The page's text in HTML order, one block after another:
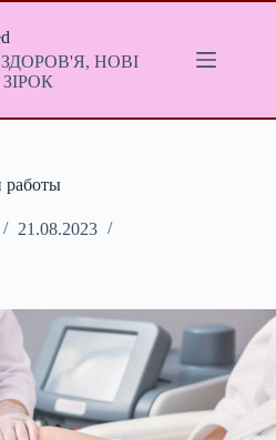
НОВІ
работы
21.08.2023